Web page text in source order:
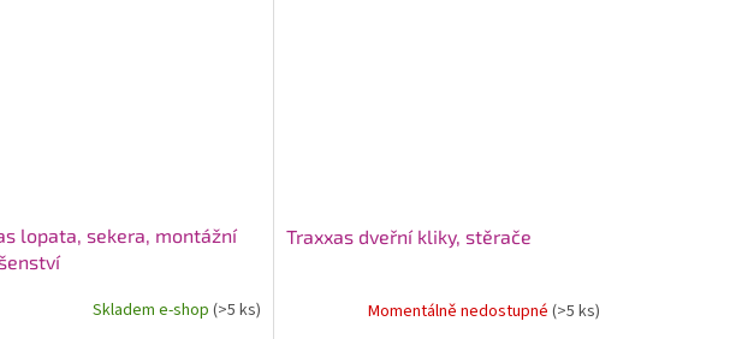
lopata, sekera, montážní
Skladem e-shop (>5 ks)
Traxxas dveřní kliky, stěrače
Momentálně nedostupné (>5 ks)